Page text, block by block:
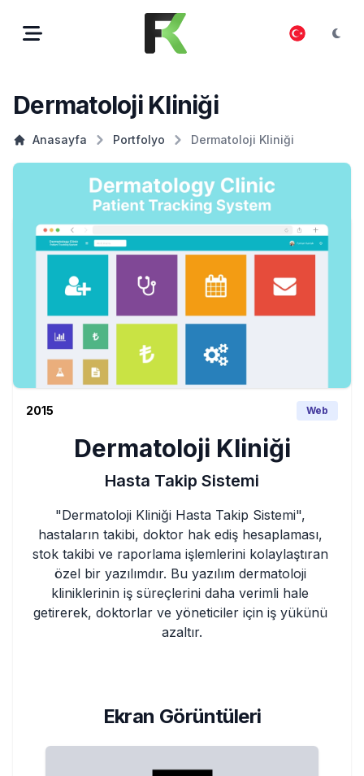
Dermatoloji Kliniği
Anasayfa Portfolyo Dermatoloji Kliniği
2015 Web
Dermatoloji Kliniği
Hasta Takip Sistemi
"Dermatoloji Kliniği Hasta Takip Sistemi",
hastaların takibi, doktor hak ediş hesaplaması,
stok takibi ve raporlama işlemlerini kolaylaştıran
özel bir yazılımdır. Bu yazılım dermatoloji
kliniklerinin iş süreçlerini daha verimli hale
getirerek, doktorlar ve yöneticiler için iş yükünü
azaltır.
Ekran Görüntüleri